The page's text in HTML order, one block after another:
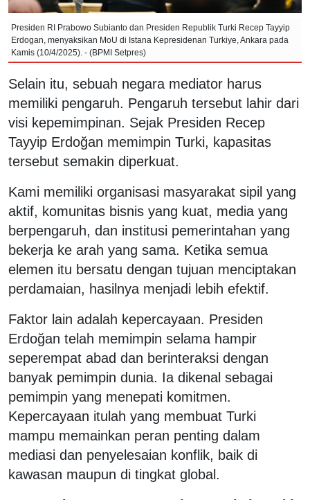
Presiden RI Prabowo Subianto dan Presiden Republik Turki Recep Tayyip
Erdogan, menyaksikan MoU di Istana Kepresidenan Turkiye, Ankara pada
Kamis (10/4/2025). - (BPMI Setpres)
Selain itu, sebuah negara mediator harus
memiliki pengaruh. Pengaruh tersebut lahir dari
visi kepemimpinan. Sejak Presiden Recep
Tayyip Erdoğan memimpin Turki, kapasitas
tersebut semakin diperkuat.
Kami memiliki organisasi masyarakat sipil yang
aktif, komunitas bisnis yang kuat, media yang
berpengaruh, dan institusi pemerintahan yang
bekerja ke arah yang sama. Ketika semua
elemen itu bersatu dengan tujuan menciptakan
perdamaian, hasilnya menjadi lebih efektif.
Faktor lain adalah kepercayaan. Presiden
Erdoğan telah memimpin selama hampir
seperempat abad dan berinteraksi dengan
banyak pemimpin dunia. Ia dikenal sebagai
pemimpin yang menepati komitmen.
Kepercayaan itulah yang membuat Turki
mampu memainkan peran penting dalam
mediasi dan penyelesaian konflik, baik di
kawasan maupun di tingkat global.